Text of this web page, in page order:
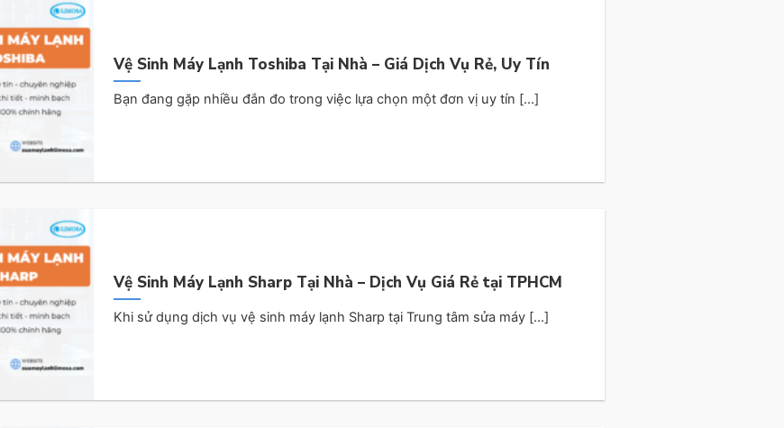
Vệ Sinh Máy Lạnh Toshiba Tại Nhà – Giá Dịch Vụ Rẻ, Uy Tín
Bạn đang gặp nhiều đắn đo trong việc lựa chọn một đơn vị uy tín [...]
Vệ Sinh Máy Lạnh Sharp Tại Nhà – Dịch Vụ Giá Rẻ tại TPHCM
Khi sử dụng dịch vụ vệ sinh máy lạnh Sharp tại Trung tâm sửa máy [...]